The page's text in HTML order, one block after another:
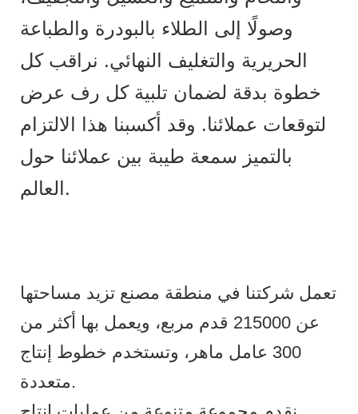
وصولًا إلى الطلاء بالبودرة والطباعة
الحريرية والتغليف النهائي. نراقب كل
خطوة بدقة لضمان تلبية كل رف عرض
لتوقعات عملائنا. وقد أكسبنا هذا الالتزام
بالتميز سمعة طيبة بين عملائنا حول
العالم.
تعمل شركتنا في منطقة مصنع تزيد مساحتها
عن 215000 قدم مربع، ويعمل بها أكثر من
300 عامل ماهر، وتستخدم خطوط إنتاج
متعددة.